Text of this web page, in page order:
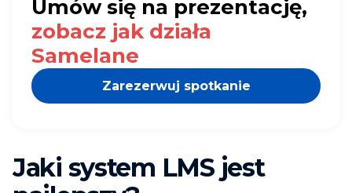
Umów się na prezentację,
zobacz jak działa
Samelane
Zarezerwuj spotkanie
Jaki system LMS jest